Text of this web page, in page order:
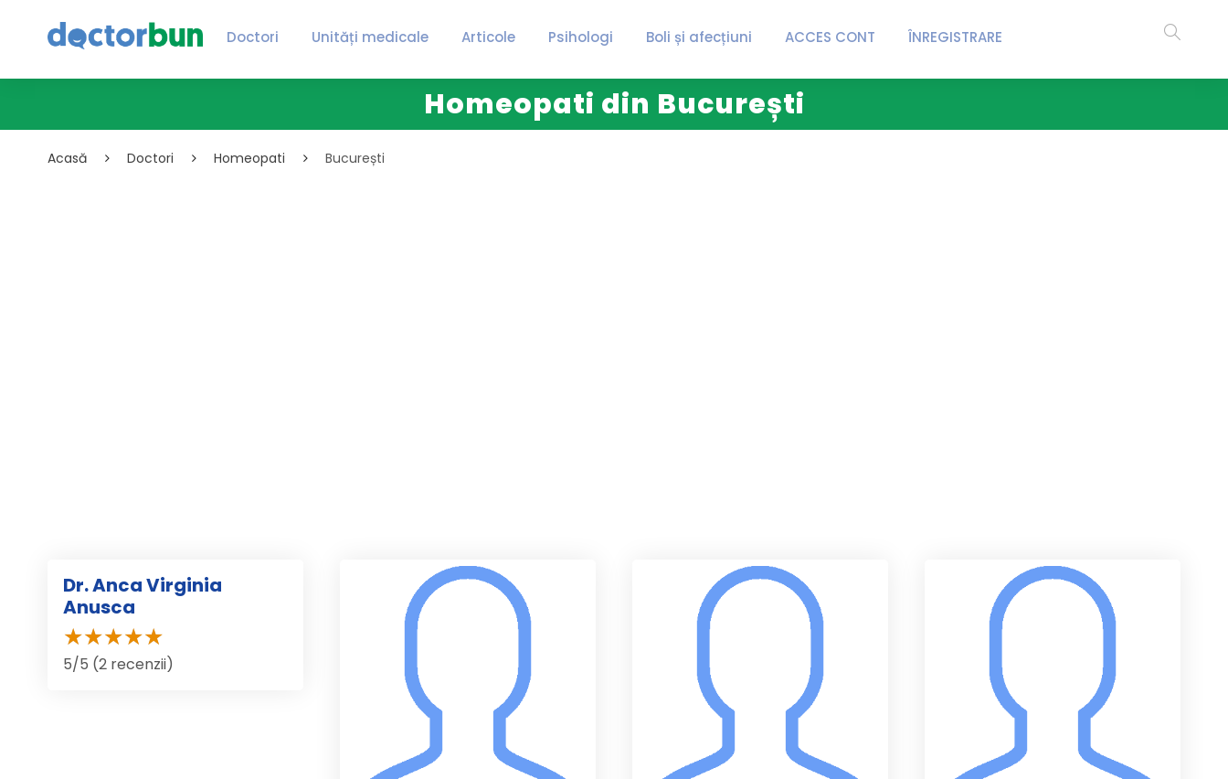
Doctori Unități medicale Articole Psihologi Boli și afecțiuni ACCES CONT ÎNREGISTRARE
Homeopati din București
Acasă Doctori Homeopati București
Dr. Anca Virginia
Anusca
5/5 (2 recenzii)